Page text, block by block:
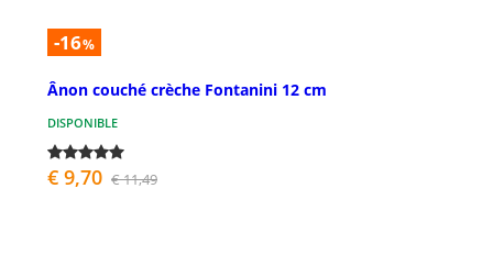
-16%
Ânon couché crèche Fontanini 12 cm
DISPONIBLE
€ 9,70 € 11,49